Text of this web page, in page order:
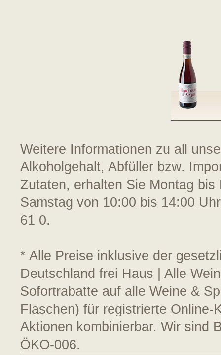
Weitere Informationen zu all
Alkoholgehalt, Abfüller bzw.
Zutaten, erhalten Sie Montag
Samstag von 10:00 bis 14:00
61 0.
* Alle Preise inklusive der
Deutschland frei Haus | Alle
Sofortrabatte auf alle Weine &
Flaschen) für registrierte
Aktionen kombinierbar. Wir sind
ÖKO-006.